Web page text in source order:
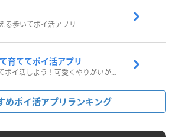
る歩いてポイ活アプリ
育ててポイ活アプリ
ペットを育ってポイ活しよう！可愛くやりがいがある新感覚アプリ
めポイ活アプリランキング